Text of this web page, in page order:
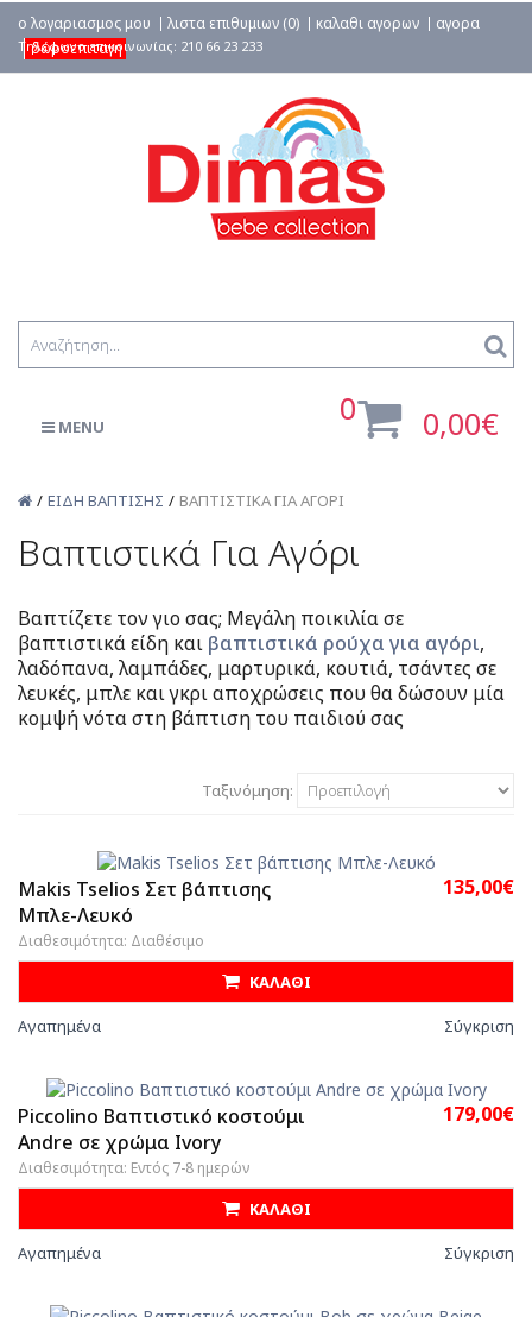
ο λογαριασμος μου λιστα επιθυμιων (0) καλαθι αγορων
αγορα
δωροεπιταγη
0 0,00€
MENU
ΕΙΔΗ ΒΑΠΤΙΣΗΣ ΒΑΠΤΙΣΤΙΚΑ ΓΙΑ ΑΓΟΡΙ
Βαπτιστικά Για Αγόρι
Βαπτίζετε τον γιο σας; Μεγάλη ποικιλία σε
βαπτιστικά είδη και βαπτιστικά ρούχα για αγόρι,
λαδόπανα, λαμπάδες, μαρτυρικά, κουτιά, τσάντες σε
λευκές, μπλε και γκρι αποχρώσεις που θα δώσουν μία
κομψή νότα στη βάπτιση του παιδιού σας
Ταξινόμηση:
Makis Tselios Σετ βάπτισης
Μπλε-Λευκό
Διαθεσιμότητα: Διαθέσιμο
135,00€
ΚΑΛΑΘΙ
Αγαπημένα Σύγκριση
Piccolino Βαπτιστικό κοστούμι
Andre σε χρώμα Ivory
Διαθεσιμότητα: Εντός 7-8 ημερών
179,00€
ΚΑΛΑΘΙ
Αγαπημένα Σύγκριση